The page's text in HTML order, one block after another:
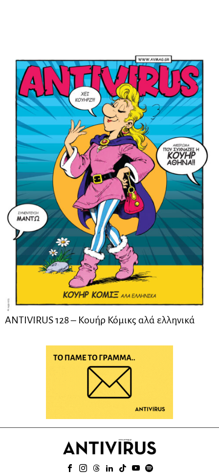
ANTIVIRUS 128 – Kουήρ Κόμικς αλά ελληνικά